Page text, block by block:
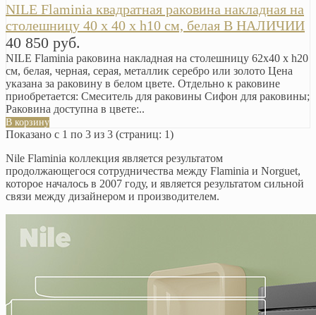
NILE Flaminia квадратная раковина накладная на
столешницу 40 х 40 x h10 см, белая В НАЛИЧИИ
40 850 руб.
NILE Flaminia раковина накладная на столешницу 62х40 x h20
см, белая, черная, серая, металлик серебро или золото Цена
указана за раковину в белом цвете. Отдельно к раковине
приобретается: Смеситель для раковины Сифон для раковины;
Раковина доступна в цвете:..
В корзину
Показано с 1 по 3 из 3 (страниц: 1)
Nile Flaminia коллекция является результатом
продолжающегося сотрудничества между Flaminia и Norguet,
которое началось в 2007 году, и является результатом сильной
связи между дизайнером и производителем.